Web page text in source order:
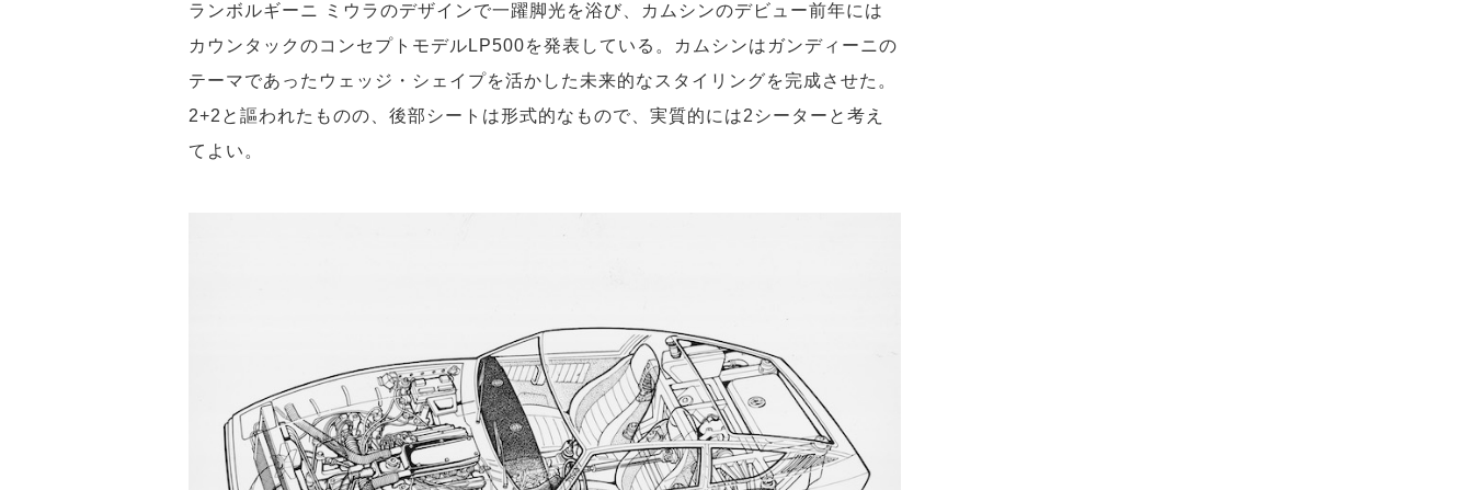
ランボルギーニ ミウラのデザインで一躍脚光を浴び、カムシンのデビュー前年には
カウンタックのコンセプトモデルLP500を発表している。カムシンはガンディーニの
テーマであったウェッジ・シェイプを活かした未来的なスタイリングを完成させた。
2+2と謳われたものの、後部シートは形式的なもので、実質的には2シーターと考え
てよい。